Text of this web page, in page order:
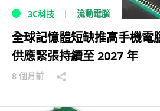
3C科技 流動電腦
全球記憶體短缺推高手機
供應緊張持續至 2027 年
8 個月前